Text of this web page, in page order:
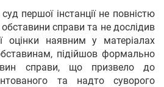
першої інстанції не повністю
обставини справи та не дослідив
оцінки наявним у матеріалах
підійшов формально
справи, що призвело до
та надто суворого